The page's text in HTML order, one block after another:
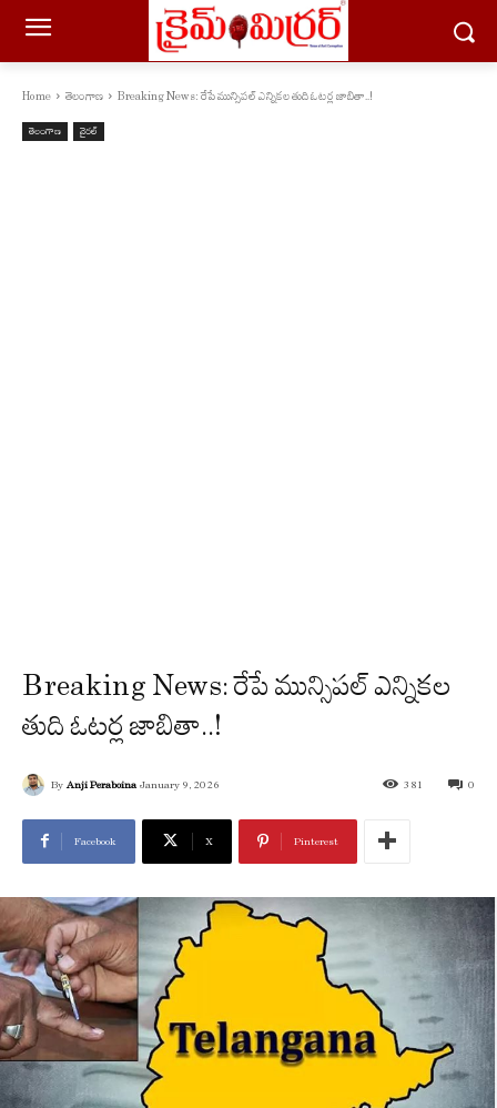
Home తెలంగాణ Breaking News: రేపే మున్సిపల్ ఎన్నికల తుది ఓటర్ల జాబితా..!
తెలంగాణ వైరల్
Breaking News: రేపే మున్సిపల్ ఎన్నికల
తుది ఓటర్ల జాబితా..!
By Anji Peraboina January 9, 2026 0
381
Facebook X Pinterest